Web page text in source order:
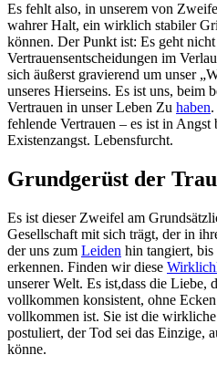
Es fehlt also, in unserem von
wahrer Halt, ein wirklich stabiler
können. Der Punkt ist: Es geht
Vertrauensentscheidungen im
sich äußerst gravierend um unser
unseres Hierseins. Es ist uns, beim
Vertrauen in unser Leben Zu haben
fehlende Vertrauen – es ist in
Existenzangst. Lebensfurcht.
Grundgerüst der
Es ist dieser Zweifel am
Gesellschaft mit sich trägt, der in
der uns zum Leiden hin tangiert,
erkennen. Finden wir diese
unserer Welt. Es ist,dass die Liebe,
vollkommen konsistent, ohne
vollkommen ist. Sie ist die
postuliert, der Tod sei das Einzige,
könne.